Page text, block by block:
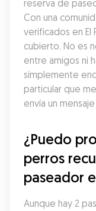
reserva de
Con una
verificados en
cubierto. No es
entre amigos ni
simplemente
particular que
envía un
¿Puedo
perros
paseador
Aunque hay 2